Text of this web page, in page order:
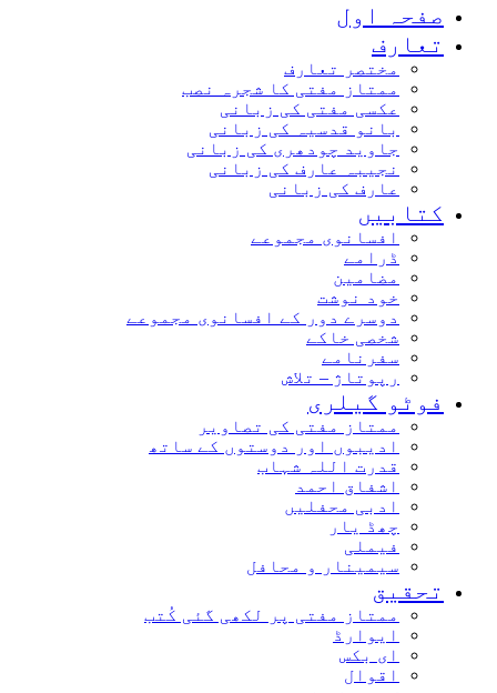
صفحہ اول
تعارف
مختصر تعارف
ممتاز مفتی کا شجرہ نصب
عکسی مفتی کی زبانی
بانو قدسیہ کی زبانی
جاوید چودھری کی زبانی
نجیبہ عارف کی زبانی
عارف کی زبانی
کتابیں
افسانوی مجموعے
ڈرامے
مضامین
خود نوشت
دوسرے دور کے افسانوی مجموعے
شخصی خاکے
سفرنامے
رپوتاژ – تلاش
فوٹو گیلری
ممتاز مفتی کی تصاویر
ادیبوں اور دوستوں کے ساتھ
قدرت اللہ شہاب
اشفاق احمد
ادبی محفلیں
چھڈ یار
فیملی
سیمینار و محافل
تحقیق
ممتاز مفتی پر لکھی گئی کُتب
ایوارڈ
ای بکس
اقوال